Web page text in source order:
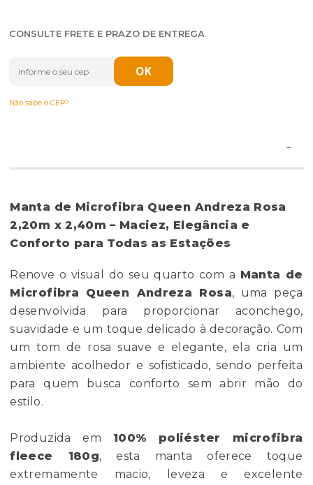
CONSULTE FRETE E PRAZO DE ENTREGA
Não sabe o CEP?
Manta de Microfibra Queen Andreza Rosa
2,20m x 2,40m – Maciez, Elegância e
Conforto para Todas as Estações
Renove o visual do seu quarto com a Manta de
Microfibra Queen Andreza Rosa, uma peça
desenvolvida para proporcionar aconchego,
suavidade e um toque delicado à decoração. Com
um tom de rosa suave e elegante, ela cria um
ambiente acolhedor e sofisticado, sendo perfeita
para quem busca conforto sem abrir mão do
estilo.
Produzida em 100% poliéster microfibra
fleece 180g, esta manta oferece toque
extremamente macio, leveza e excelente